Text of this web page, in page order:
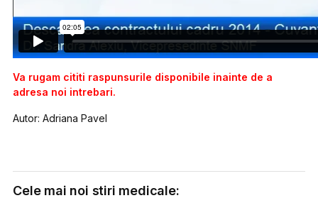
Va rugam cititi raspunsurile disponibile inainte de a
adresa noi intrebari.
Autor: Adriana Pavel
Cele mai noi stiri medicale: